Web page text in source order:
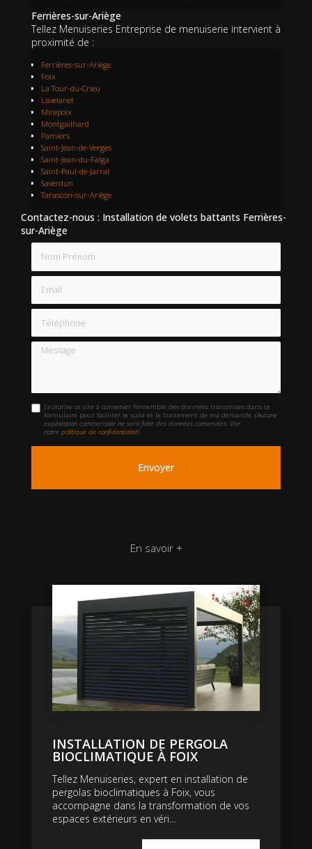
Ferrières-sur-Ariège
Tellez Menuiseries Entreprise de menuiserie intervient à
proximité de :
Ferrières-sur-Ariège
Foix
La Tour-du-Crieu
Lavelanet
Mirepoix
Montgailhard
Pamiers
Saint-Jean-de-Verges
Saint-Jean-du-Falga
Saint-Paul-de-Jarrat
Saverdun
Tarascon-sur-Ariège
Contactez-nous : Installation de volets battants Ferrières-
sur-Ariège
Email
Téléphone
Message
J'autorise ce site à conserver l'ensemble des données transmises dans ce
formulaire pour faciliter le suivi et le traitement de ma demande.(Aucune
exploitation commerciale ne sera faite des données conservées. Voir
notrepolitique de confidentialité)
En savoir +
INSTALLATION DE PERGOLA
BIOCLIMATIQUE À FOIX
Tellez Menuiseries, expert en installation de
pergolas bioclimatiques à Foix, vous
accompagne dans la transformation de vos
espaces extérieurs en véri...